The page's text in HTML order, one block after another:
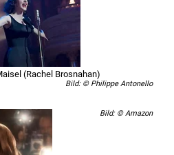
(Rachel Brosnahan)
Bild: © Philippe Antonello
Bild: © Amazon